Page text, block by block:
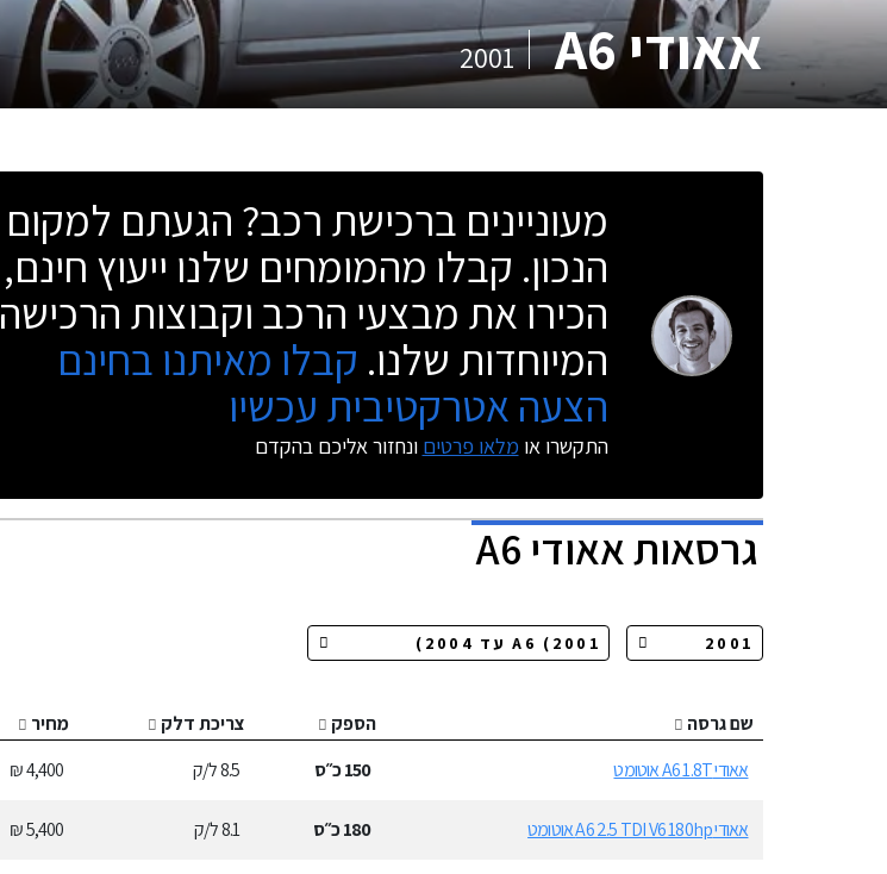
אאודי A6 2001
מעוניינים ברכישת רכב? הגעתם למקום
הנכון. קבלו מהמומחים שלנו ייעוץ חינם,
הכירו את מבצעי הרכב וקבוצות הרכישה
המיוחדות שלנו. קבלו מאיתנו בחינם
הצעה אטרקטיבית עכשיו
התקשרו או מלאו פרטים ונחזור אליכם בהקדם
גרסאותאאודי A6
שם גרסה הספק צריכת דלק מחיר
אאודי A6 1.8T אוטומט
150כ״ס 8.5ל/ק 4,400 ₪
אאודי A6 2.5 TDI V6 180hp אוטומט 180כ״ס 8.1ל/ק 5,400 ₪